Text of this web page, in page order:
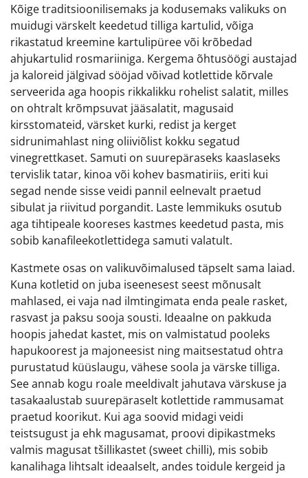
Kõige traditsioonilisemaks ja kodusemaks valikuks on
muidugi värskelt keedetud tilliga kartulid, võiga
rikastatud kreemine kartulipüree või krõbedad
ahjukartulid rosmariiniga. Kergema õhtusöögi austajad
ja kaloreid jälgivad sööjad võivad kotlettide kõrvale
serveerida aga hoopis rikkalikku rohelist salatit, milles
on ohtralt krõmpsuvat jääsalatit, magusaid
kirsstomateid, värsket kurki, redist ja kerget
sidrunimahlast ning oliiviõlist kokku segatud
vinegrettkaset. Samuti on suurepäraseks kaaslaseks
tervislik tatar, kinoa või kohev basmatiriis, eriti kui
segad nende sisse veidi pannil eelnevalt praetud
sibulat ja riivitud porgandit. Laste lemmikuks osutub
aga tihtipeale kooreses kastmes keedetud pasta, mis
sobib kanafileekotlettidega samuti valatult.
Kastmete osas on valikuvõimalused täpselt sama laiad.
Kuna kotletid on juba iseenesest seest mõnusalt
mahlased, ei vaja nad ilmtingimata enda peale rasket,
rasvast ja paksu sooja sousti. Ideaalne on pakkuda
hoopis jahedat kastet, mis on valmistatud pooleks
hapukoorest ja majoneesist ning maitsestatud ohtra
purustatud küüslaugu, vähese soola ja värske tilliga.
See annab kogu roale meeldivalt jahutava värskuse ja
tasakaalustab suurepäraselt kotlettide rammusamat
praetud koorikut. Kui aga soovid midagi veidi
teistsugust ja ehk magusamat, proovi dipikastmeks
valmis magusat tšillikastet (sweet chilli), mis sobib
kanalihaga lihtsalt ideaalselt, andes toidule kergeid ja